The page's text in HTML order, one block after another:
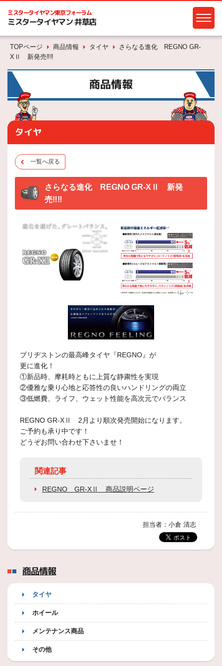
ミスタータイヤマン東京フォーラム
ミスタータイヤマン 井草店
TOPページ 商品情報 タイヤ
さらなる進化 REGNO GR-
XⅡ 新発売‼‼
商品情報
タイヤ
一覧へ戻る
さらなる進化 REGNO GR-XⅡ 新発
売‼‼
ブリヂストンの最高峰タイヤ『REGNO』が
更に進化！
①新品時、摩耗時ともに上質な静粛性を実現
②優雅な乗り心地と応答性の良いハンドリングの両立
③低燃費、ライフ、ウェット性能を高次元でバランス
REGNO GR-XⅡ 2月より順次発売開始になります。
ご予約も承り中です！
どうぞお問い合わせ下さいませ！
関連記事
REGNO GR-XⅡ 商品説明ページ
担当者：小倉 清志
商品情報
タイヤ
ホイール
メンテナンス商品
その他